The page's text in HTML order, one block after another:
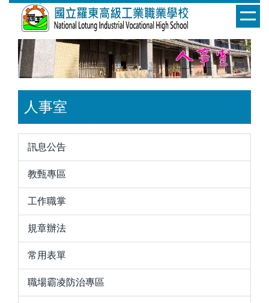
人事室
訊息公告
教甄專區
工作職掌
規章辦法
常用表單
職場霸凌防治專區